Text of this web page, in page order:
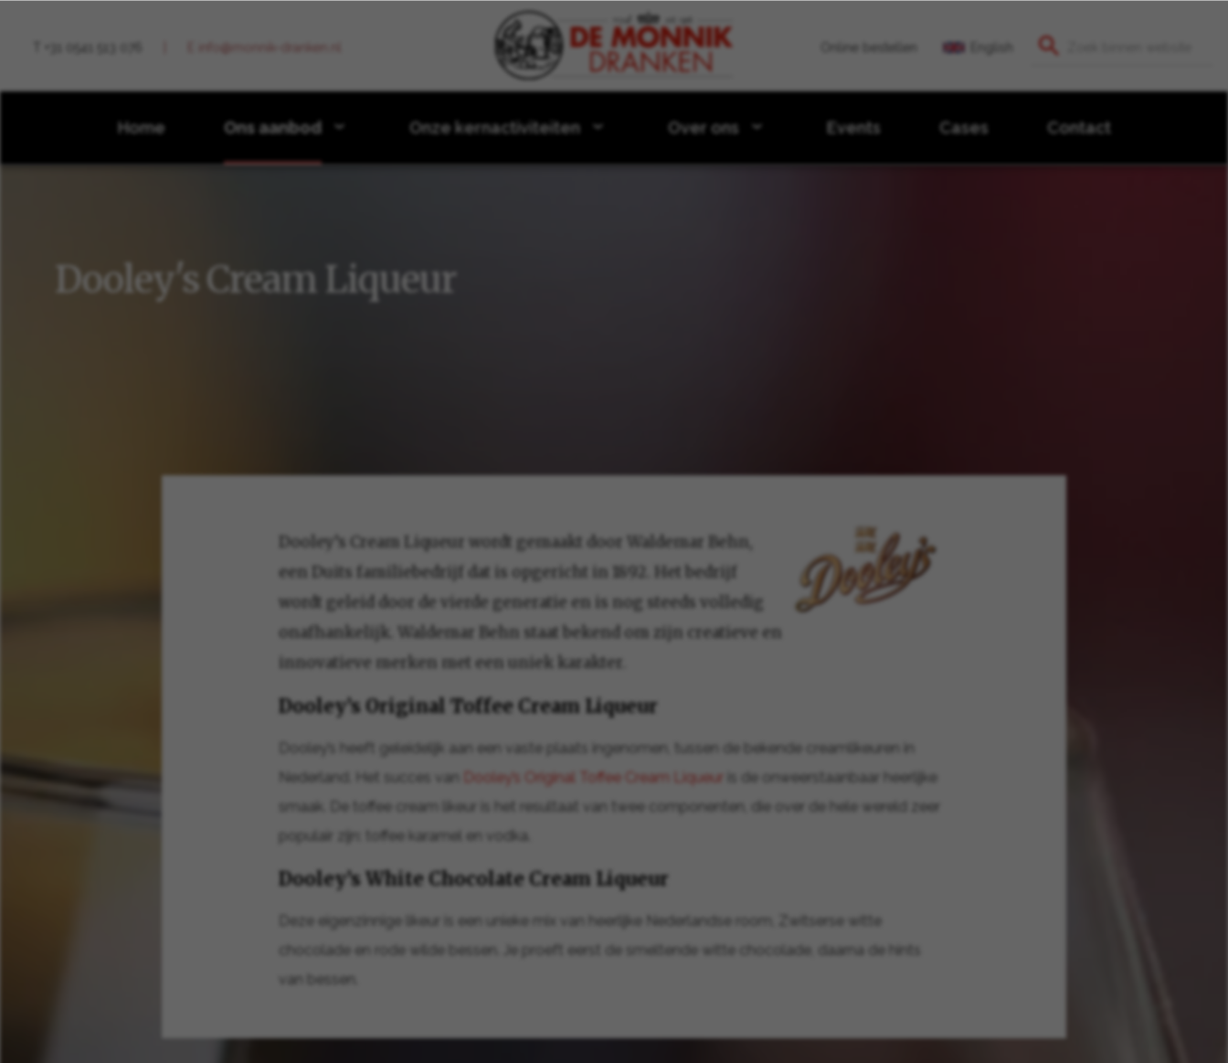
Door naar content
Home Ons aanbod Onze kernactiviteiten Over ons Events Cases Contact
Online bestellen
Dooley's Cream Liqueur
Dooley’s Cream Liqueur wordt gemaakt door Waldemar Behn,
een Duits familiebedrijf dat is opgericht in 1892. Het bedrijf
wordt geleid door de vierde generatie en is nog steeds volledig
onafhankelijk. Waldemar Behn staat bekend om zijn creatieve en
innovatieve merken met een uniek karakter.
Dooley’s Original Toffee Cream Liqueur
Dooley’s heeft geleidelijk aan een vaste plaats ingenomen, tussen de bekende creamlikeuren in
Nederland. Het succes van
Dooley’s Original Toffee Cream Liqueur
is de onweerstaanbaar heerlijke
smaak. De toffee cream likeur is het resultaat van twee componenten, die over de hele wereld zeer
populair zijn: toffee karamel en vodka.
Dooley’s White Chocolate Cream Liqueur
Deze eigenzinnige likeur is een unieke mix van heerlijke Nederlandse room, Zwitserse witte
chocolade en rode wilde bessen. Je proeft eerst de smeltende witte chocolade, daarna de hints
van bessen.